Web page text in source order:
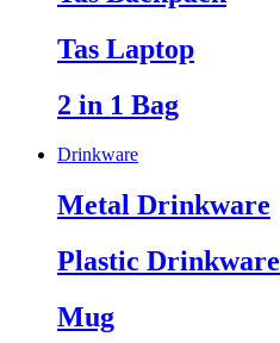
Tas Laptop
2 in 1 Bag
Drinkware
Metal Drinkware
Plastic Drinkware
Mug